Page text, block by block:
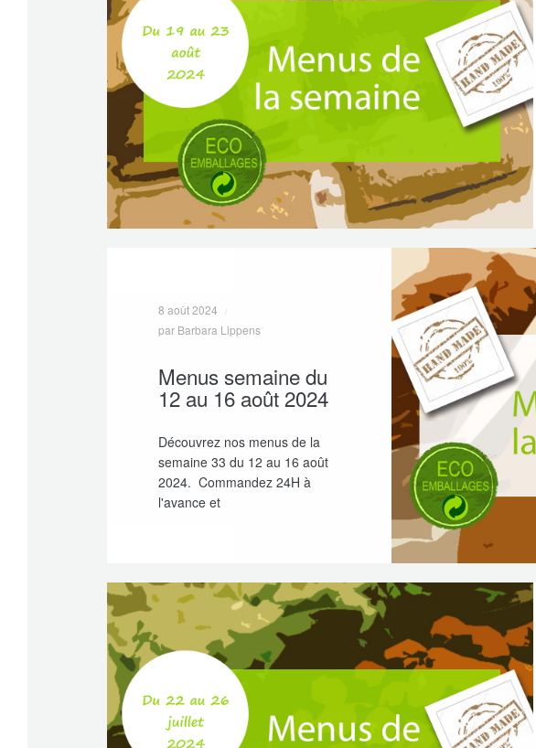
8 août 2024
par Barbara Lippens
Menus semaine du
12 au 16 août 2024
Découvrez nos menus de la
semaine 33 du 12 au 16 août
2024. Commandez 24H à
l'avance et